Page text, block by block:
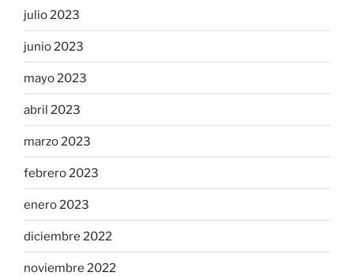
julio 2023
junio 2023
mayo 2023
abril 2023
marzo 2023
febrero 2023
enero 2023
diciembre 2022
noviembre 2022